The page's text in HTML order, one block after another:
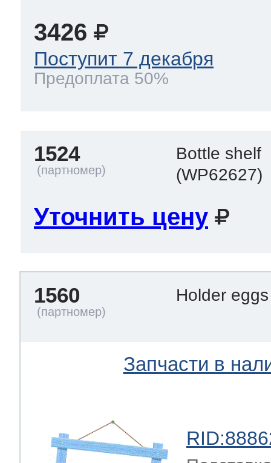
3426
Поступит 7 декабря
Предоплата 50%
1524
Bottle shelf
(WP62627)
Уточнить цену
1560 Holder
Запчасти в